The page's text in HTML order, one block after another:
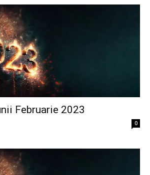
Februarie 2023
0